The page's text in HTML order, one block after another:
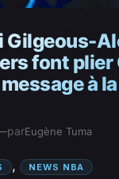
Gilgeous-
font plier
à
parEugène Tuma
, NEWS NBA